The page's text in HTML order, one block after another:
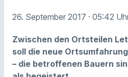
26. September 2017 · 05:42
Zwischen den Ortsteilen
soll die neue
– die betroffenen Bauern